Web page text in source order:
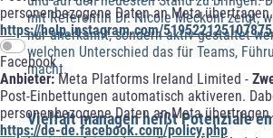
personenbezogene Daten an Meta
https://help.instagram.com/
Facebook
Anbieter:Meta Platforms Ireland Limited -
Post-Einbettungen automatisch aktiveren.
personenbezogene Daten an Meta
https://de-de.facebook.com/policy.php
mit Referentin Dr. Nicole Meckoni zeigt,
nur anerkannt, sondern aktiv gestaltet
welchen Unterschied das für Teams,
macht.
Vielfalt managen heißt Potenziale